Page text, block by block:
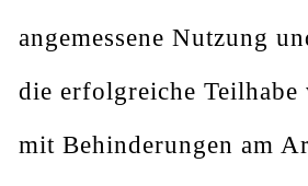
angemessene Nutzung
die erfolgreiche Teilhabe
mit Behinderungen am